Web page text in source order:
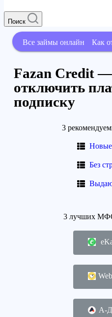
Поиск
Все займы онлайн Как
Fazan Credit
отключить
подписку
3
Без
3 лучших
А-